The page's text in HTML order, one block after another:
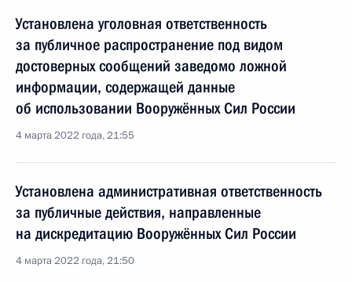
Установлена уголовная ответственность
за публичное распространение под видом
достоверных сообщений заведомо ложной
информации, содержащей данные
об использовании Вооружённых Сил России
4 марта 2022 года, 21:55
Установлена административная ответственность
за публичные действия, направленные
на дискредитацию Вооружённых Сил России
4 марта 2022 года, 21:50